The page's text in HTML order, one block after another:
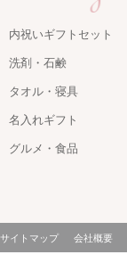
内祝いギフトセット
洗剤・石鹸
タオル・寝具
名入れギフト
グルメ・食品
サイトマップ 会社概要